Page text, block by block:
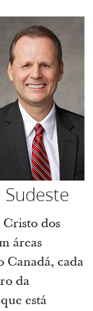
Cristo dos
áreas
Canadá, cada
da
está